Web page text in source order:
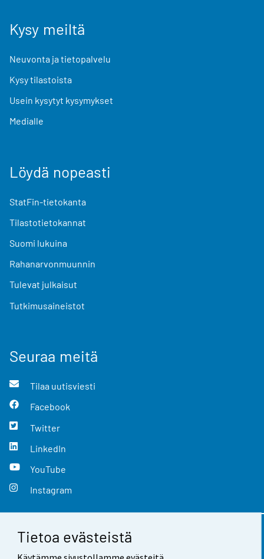
Tietoa evästeistä
Kysy meiltä
Neuvonta ja tietopalvelu
Kysy tilastoista
Usein kysytyt kysymykset
Medialle
Löydä nopeasti
StatFin-tietokanta
Tilastotietokannat
Suomi lukuina
Rahanarvonmuunnin
Tulevat julkaisut
Tutkimusaineistot
Seuraa meitä
Tilaa uutisviesti
Facebook
Twitter
LinkedIn
YouTube
Instagram
Yhteystiedot